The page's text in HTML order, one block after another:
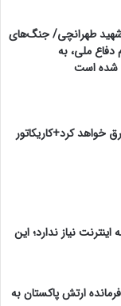
شهید طهرانچی/ جنگ‌های
ملی، به
شده است
خواهد کرد+کاریکاتور
اینترنت نیاز ندارد؛ این
ارتش پاکستان به